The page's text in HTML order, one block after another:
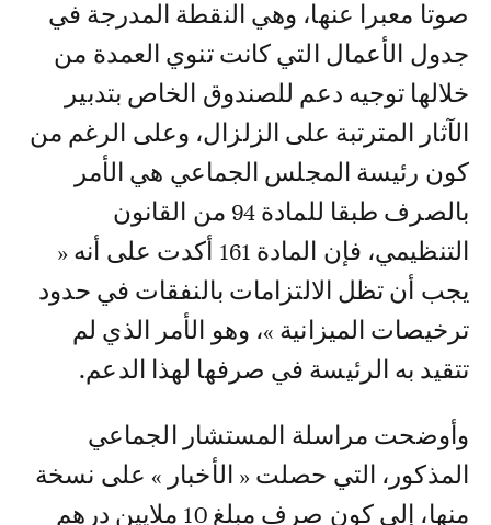
صوتا معبرا عنها، وهي النقطة المدرجة في
جدول الأعمال التي كانت تنوي العمدة من
خلالها توجيه دعم للصندوق الخاص بتدبير
الآثار المترتبة على الزلزال، وعلى الرغم من
كون رئيسة المجلس الجماعي هي الأمر
بالصرف طبقا للمادة 94 من القانون
التنظيمي، فإن المادة 161 أكدت على أنه «
يجب أن تظل الالتزامات بالنفقات في حدود
ترخيصات الميزانية »، وهو الأمر الذي لم
تتقيد به الرئيسة في صرفها لهذا الدعم.
وأوضحت مراسلة المستشار الجماعي
المذكور، التي حصلت « الأخبار » على نسخة
منها، إلى كون صرف مبلغ 10 ملايين درهم